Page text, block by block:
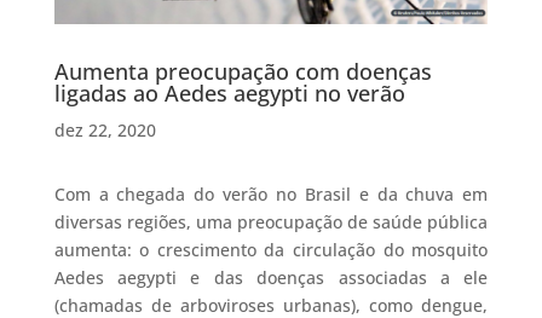
Aumenta preocupação com doenças
ligadas ao Aedes aegypti no verão
dez 22, 2020
Com a chegada do verão no Brasil e da chuva em
diversas regiões, uma preocupação de saúde pública
aumenta: o crescimento da circulação do mosquito
Aedes aegypti e das doenças associadas a ele
(chamadas de arboviroses urbanas), como dengue,